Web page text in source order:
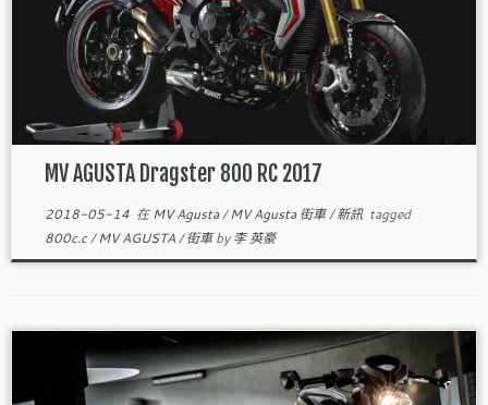
MV AGUSTA Dragster 800 RC 2017
2018-05-14在MV Agusta/MV Agusta 街車/新訊 tagged
800c.c/MV AGUSTA/街車by李 英豪